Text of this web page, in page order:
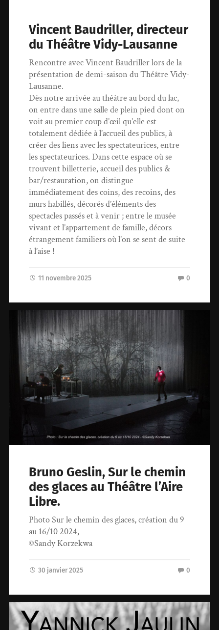
Vincent Baudriller, directeur
du Théâtre Vidy-Lausanne
Rencontre avec Vincent Baudriller lors de la
présentation de demi-saison du Théâtre Vidy-
Lausanne.
Dès notre arrivée au théâtre au bord du lac,
on entre dans une salle de plein pied dont on
voit au premier coup d’œil qu’elle est
totalement dédiée à l’accueil des publics, à
créer des liens avec les spectateurices, entre
les spectateurices. Dans cette espace où se
trouvent billetterie, accueil des publics &
bar/restauration, on distingue
immédiatement des coins, des recoins, des
murs habillés, décorés d’éléments des
spectacles passés et à venir ; entre le musée
vivant et l’appartement de famille, décors
étrangement familiers où l’on se sent de suite
à l’aise !
11 novembre 2025 0
Bruno Geslin, Sur le chemin
des glaces au Théâtre l’Aire
Libre.
Photo Sur le chemin des glaces, création du 9
au 16/10 2024,
©Sandy Korzekwa
30 janvier 2025 0